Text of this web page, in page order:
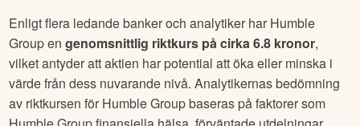
Enligt flera ledande banker och analytiker har Humble
Groupengenomsnittlig riktkurs på cirka6.8 kronor,
vilket antyder att aktien har potential att öka eller minska i
värde från dess nuvarande nivå. Analytikernas bedömning
av riktkursen för Humble Groupbaseras på faktorer som